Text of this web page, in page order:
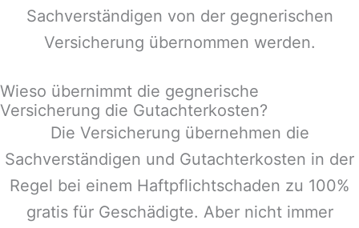
Sachverständigen von der gegnerischen
Versicherung übernommen werden.
Wieso übernimmt die gegnerische
Versicherung die Gutachterkosten?
Die Versicherung übernehmen die
Sachverständigen und Gutachterkosten in der
Regel bei einem Haftpflichtschaden zu 100%
gratis für Geschädigte. Aber nicht immer